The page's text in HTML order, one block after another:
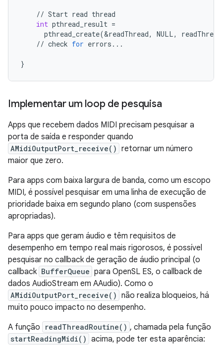
// Start read thread
int pthread_result =
pthread_create(&readThread, NULL,
// check for errors ...
}
Implementar um loop de pesquisa
Apps que recebem dados MIDI precisam pesquisar a
porta de saída e responder quando
AMidiOutputPort_receive() retornar um número
maior que zero.
Para apps com baixa largura de banda, como um escopo
MIDI, é possível pesquisar em uma linha de execução de
prioridade baixa em segundo plano (com suspensões
apropriadas).
Para apps que geram áudio e têm requisitos de
desempenho em tempo real mais rigorosos, é possível
pesquisar no callback de geração de áudio principal (o
callback BufferQueue para OpenSL ES, o callback de
dados AudioStream em AAudio). Como o
AMidiOutputPort_receive() não realiza bloqueios, há
muito pouco impacto no desempenho.
A função
readThreadRoutine() , chamada pela função
startReadingMidi() acima, pode ter esta aparência: